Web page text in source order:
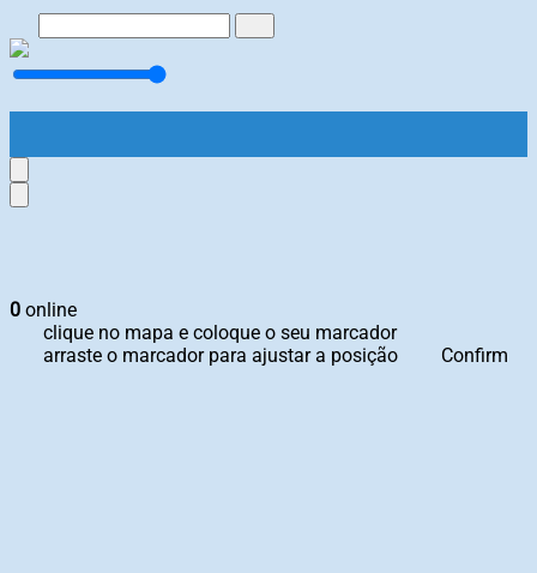
0 online
clique no mapa e coloque o seu marcador
arraste o marcador para ajustar a posição
Confirm